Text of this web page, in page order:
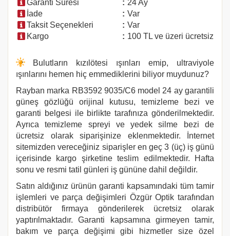
Garanti Süresi
: 24 Ay
İade
: Var
Taksit Seçenekleri
: Var
Kargo
: 100 TL ve üzeri ücretsiz
Bulutların kızılötesi ışınları emip, ultraviyole
ışınlarını hemen hiç emmediklerini biliyor muydunuz?
Rayban marka RB3592 9035/C6 model 24 ay garantili
güneş gözlüğü orijinal kutusu, temizleme bezi ve
garanti belgesi ile birlikte tarafınıza gönderilmektedir.
Ayrıca temizleme spreyi ve yedek silme bezi de
ücretsiz olarak siparişinize eklenmektedir. İnternet
sitemizden vereceğiniz siparişler en geç 3 (üç) iş günü
içerisinde kargo şirketine teslim edilmektedir. Hafta
sonu ve resmi tatil günleri iş gününe dahil değildir.
Satın aldığınız ürünün garanti kapsamındaki tüm tamir
işlemleri ve parça değişimleri Özgür Optik tarafından
distribütör firmaya gönderilerek ücretsiz olarak
yaptırılmaktadır. Garanti kapsamına girmeyen tamir,
bakım ve parça değişimi gibi hizmetler size özel